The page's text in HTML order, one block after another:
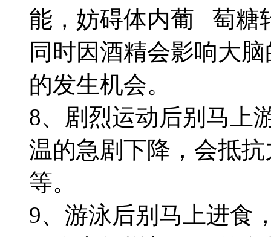
能，妨碍体内葡 萄糖
同时因酒精会影响大
的发生机会。
8、剧烈运动后别马上
温的急剧下降，会抵
等。
9、游泳后别马上进食